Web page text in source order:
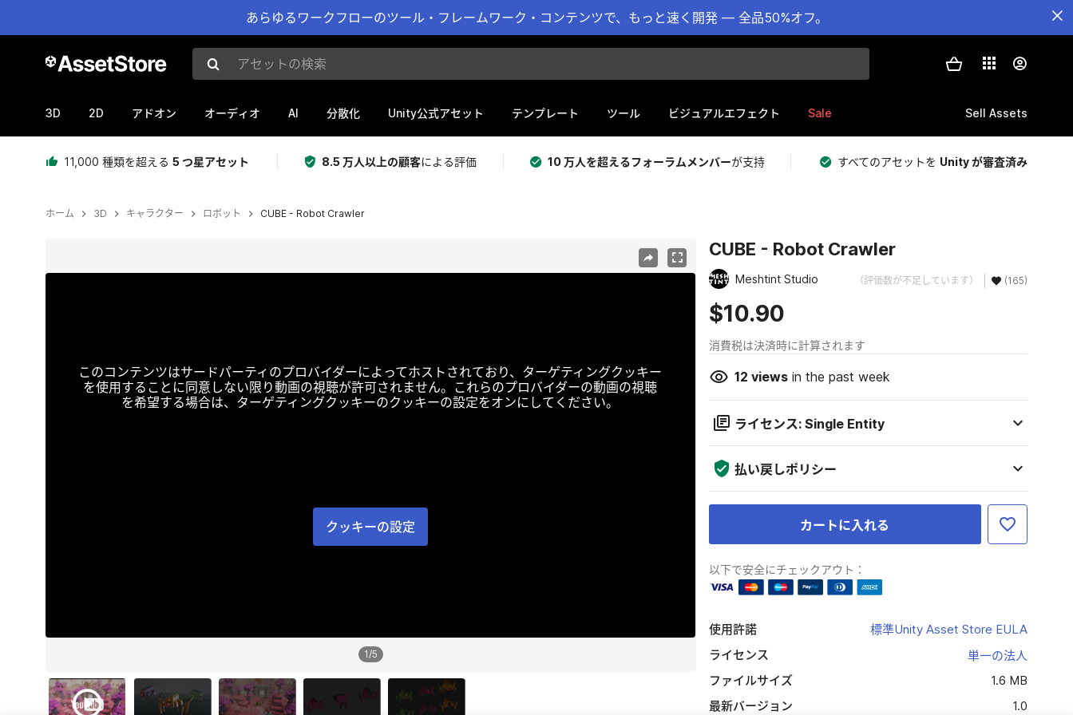
あらゆるワークフローのツール・フレームワーク・コンテンツで、もっと速く開発 — 全品50%オフ。
アセットの検索
3D 2D アドオン オーディオ AI 分散化 Unity公式アセット テンプレート ツール ビジュアルエフェクト Sale Sell Assets
11,000 種類を超える 5 つ星アセット 8.5 万人以上の顧客による評価 10 万人を超えるフォーラムメンバーが支持 すべてのアセットを Unity が審査済み
ホーム 3D キャラクター ロボット CUBE - Robot Crawler
このコンテンツはサードパーティのプロバイダーによってホストされており、ターゲティングクッキー
を使用することに同意しない限り動画の視聴が許可されません。これらのプロバイダーの動画の視聴
を希望する場合は、ターゲティングクッキーのクッキーの設定をオンにしてください。
クッキーの設定
1/5
CUBE - Robot Crawler
Meshtint Studio （評価数が不足しています） (165)
$10.90
消費税は決済時に計算されます
12 viewsin the past week
ライセンス: Single Entity
払い戻しポリシー
カートに入れる
以下で安全にチェックアウト：
使用許諾
標準Unity Asset Store EULA
ライセンス
単一の法人
ファイルサイズ
1.6 MB
最新バージョン
1.0